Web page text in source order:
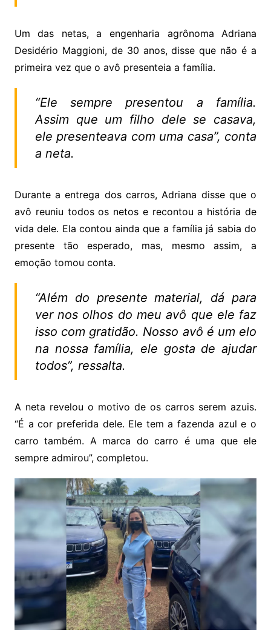
Um das netas, a engenharia agrônoma Adriana
Desidério Maggioni, de 30 anos, disse que não é a
primeira vez que o avô presenteia a família.
“Ele sempre presentou a família.
Assim que um filho dele se casava,
ele presenteava com uma casa”, conta
a neta.
Durante a entrega dos carros, Adriana disse que o
avô reuniu todos os netos e recontou a história de
vida dele. Ela contou ainda que a família já sabia do
presente tão esperado, mas, mesmo assim, a
emoção tomou conta.
“Além do presente material, dá para
ver nos olhos do meu avô que ele faz
isso com gratidão. Nosso avô é um elo
na nossa família, ele gosta de ajudar
todos”, ressalta.
A neta revelou o motivo de os carros serem azuis.
“É a cor preferida dele. Ele tem a fazenda azul e o
carro também. A marca do carro é uma que ele
sempre admirou”, completou.